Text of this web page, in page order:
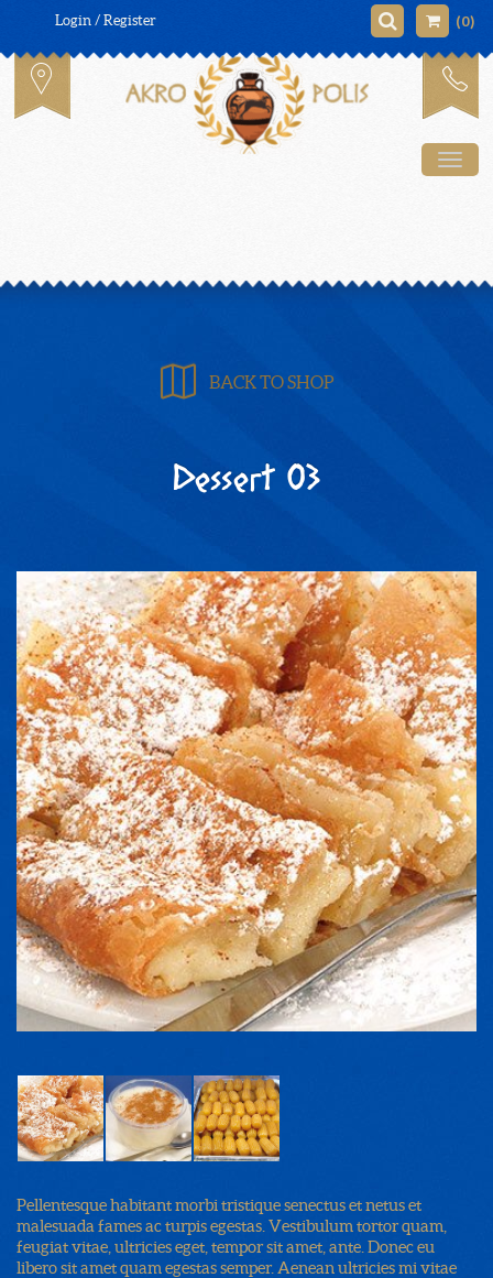
Login / Register (0)
BACK TO SHOP
Dessert 03
Pellentesque habitant morbi tristique senectus et netus et
malesuada fames ac turpis egestas. Vestibulum tortor quam,
feugiat vitae, ultricies eget, tempor sit amet, ante. Donec eu
libero sit amet quam egestas semper. Aenean ultricies mi vitae